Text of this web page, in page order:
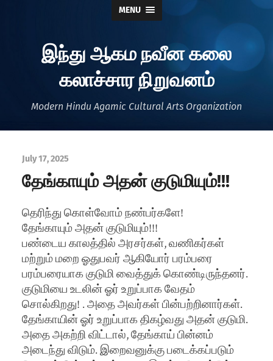
MENU
இந்து ஆகம நவீன கலை
கலாச்சார நிறுவனம்
Modern Hindu Agamic Cultural Arts Organization
July 17, 2025
தேங்காயும் அதன் குடுமியும்!!!
தெரிந்து கொள்வோம் நண்பர்களே!
தேங்காயும் அதன் குடுமியும்!!!
பண்டைய காலத்தில் அரசர்கள், வணிகர்கள்
மற்றும் மறை ஓதுபவர் ஆகியோர் பரம்பரை
பரம்பரையாக குடுமி வைத்துக் கொண்டிருந்தனர்.
குடுமியை உடலின் ஓர் உறுப்பாக வேதம்
சொல்கிறது! . அதை அவர்கள் பின்பற்றினார்கள்.
தேங்காயின் ஓர் உறுப்பாக திகழ்வது அதன் குடுமி.
அதை அகற்றி விட்டால், தேங்காய் பின்னம்
அடைந்து விடும். இறைவனுக்கு படைக்கப்படும்